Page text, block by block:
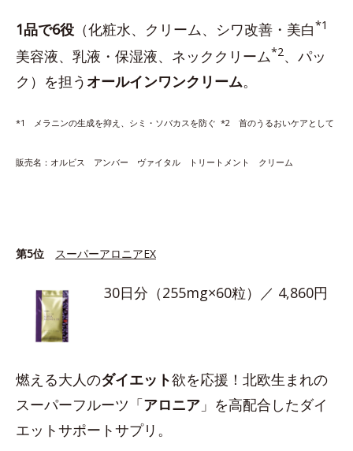
1品で6役 （化粧水、クリーム、シワ改善・美白*1
美容液、乳液・保湿液、ネッククリーム*2、パッ
ク）を担う オールインワンクリーム。
*1 メラニンの生成を抑え、シミ・ソバカスを防ぐ *2 首のうるおいケアとして
販売名：オルビス アンバー ヴァイタル トリートメント クリーム
第5位 スーパーアロニアEX
30日分（255mg×60粒）／ 4,860円
燃える大人のダイエット欲を応援！北欧生まれの
スーパーフルーツ「アロニア 」を高配合したダイ
エットサポートサプリ。